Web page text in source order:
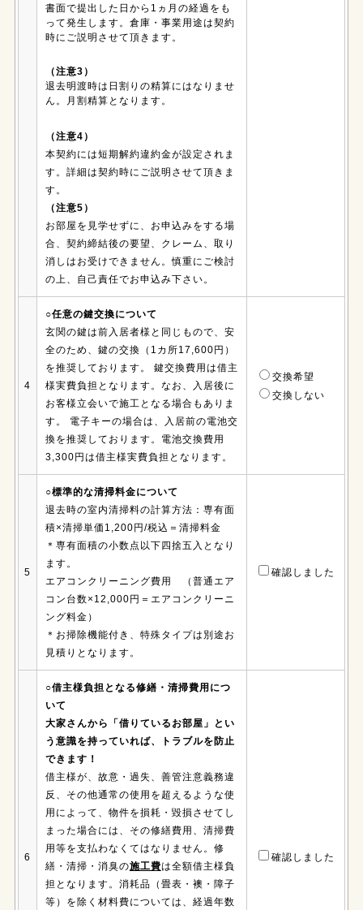
書面で提出した日から1ヵ月の経過をも
って発生します。倉庫・事業用途は契約
時にご説明させて頂きます。
（注意3）
退去明渡時は日割りの精算にはなりませ
ん。月割精算となります。
（注意4）
本契約には短期解約違約金が設定されま
す。詳細は契約時にご説明させて頂きま
す。
（注意5）
お部屋を見学せずに、お申込みをする場
合、契約締結後の要望、クレーム、取り
消しはお受けできません。慎重にご検討
の上、自己責任でお申込み下さい。
4
○任意の鍵交換について
玄関の鍵は前入居者様と同じもので、安
全のため、鍵の交換（1カ所17,600円）
を推奨しております。 鍵交換費用は借主
様実費負担となります。なお、入居後に
お客様立会いで施工となる場合もありま
す。 電子キーの場合は、入居前の電池交
換を推奨しております。電池交換費用
3,300円は借主様実費負担となります。
交換希望
交換しない
5
○標準的な清掃料金について
退去時の室内清掃料の計算方法：専有面
積×清掃単価1,200円/税込＝清掃料金
＊専有面積の小数点以下四捨五入となり
ます。
エアコンクリーニング費用 （普通エア
コン台数×12,000円＝エアコンクリーニ
ング料金）
＊お掃除機能付き、特殊タイプは別途お
見積りとなります。
確認しました
6
○借主様負担となる修繕・清掃費用につ
いて
大家さんから「借りているお部屋」とい
う意識を持っていれば、トラブルを防止
できます！
借主様が、故意・過失、善管注意義務違
反、その他通常の使用を超えるような使
用によって、物件を損耗・毀損させてし
まった場合には、その修繕費用、清掃費
用等を支払わなくてはなりません。修
繕・清掃・消臭の施工費は全額借主様負
担となります。消耗品（畳表・襖・障子
等）を除く材料費については、経過年数
確認しました